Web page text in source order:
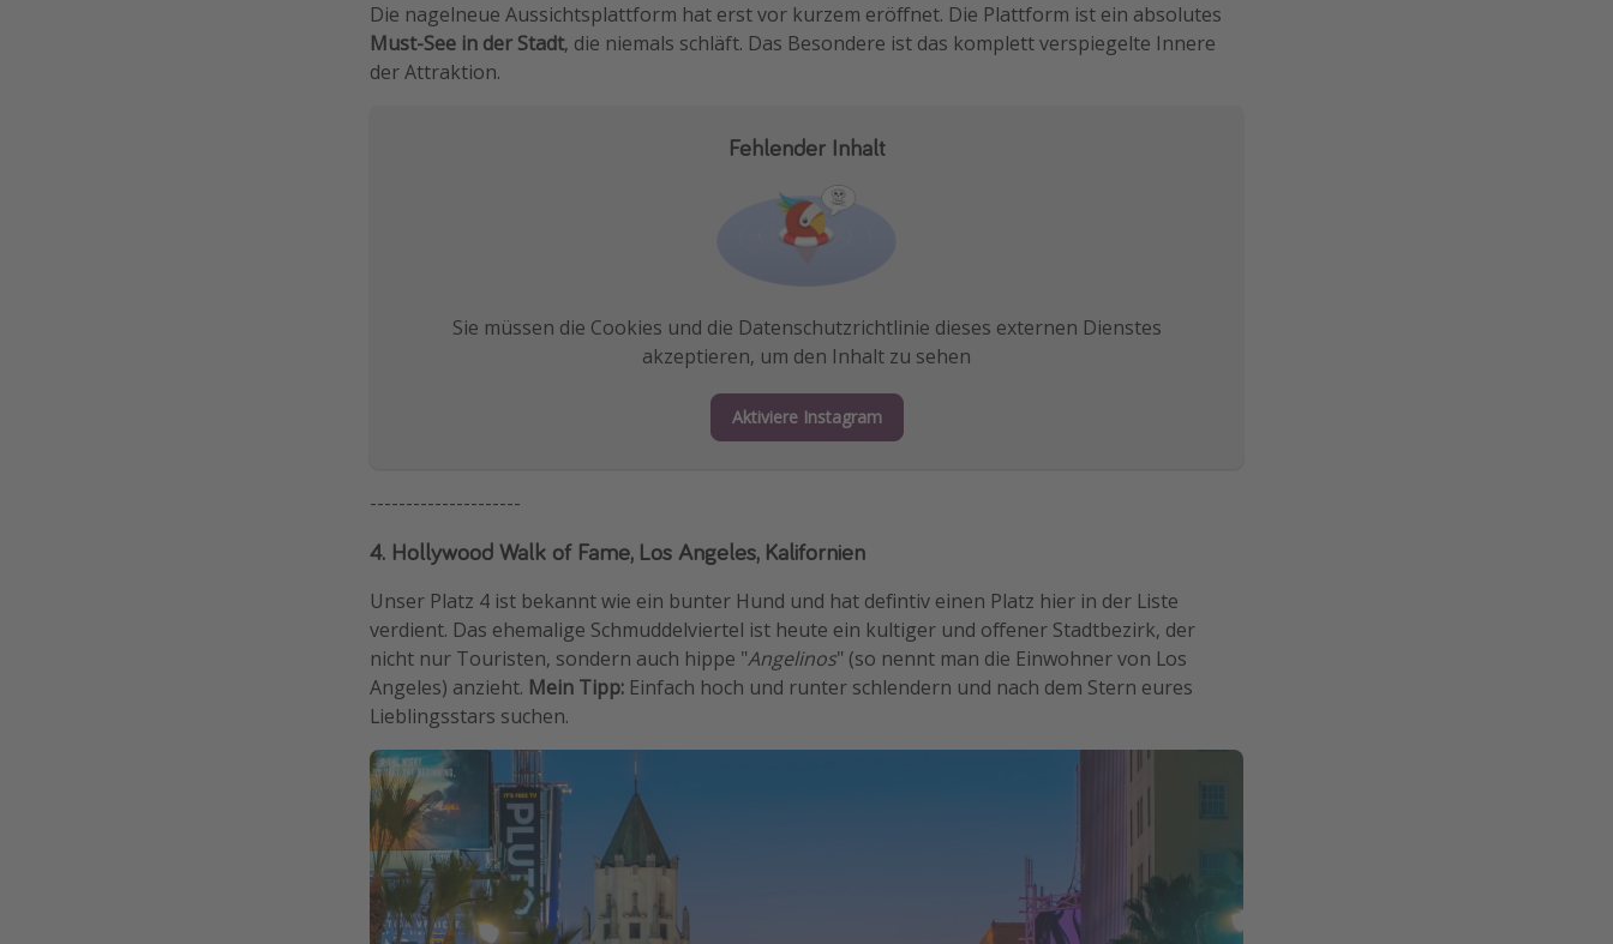
Die nagelneue Aussichtsplattform hat erst vor kurzem eröffnet. Die Plattform ist ein absolutes
Must-See in der Stadt, die niemals schläft. Das Besondere ist das komplett verspiegelte Innere
der Attraktion.
Fehlender Inhalt
Sie müssen die Cookies und die Datenschutzrichtlinie dieses externen Dienstes
akzeptieren, um den Inhalt zu sehen
Aktiviere Instagram
---------------------
4. Hollywood Walk of Fame, Los Angeles, Kalifornien
Unser Platz 4 ist bekannt wie ein bunter Hund und hat defintiv einen Platz hier in der Liste
verdient. Das ehemalige Schmuddelviertel ist heute ein kultiger und offener Stadtbezirk, der
nicht nur Touristen, sondern auch hippe "Angelinos" (so nennt man die Einwohner von Los
Angeles) anzieht. Mein Tipp: Einfach hoch und runter schlendern und nach dem Stern eures
Lieblingsstars suchen.